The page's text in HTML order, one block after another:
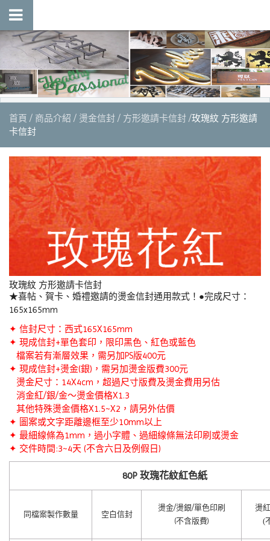
首頁 商品介紹 燙金信封 方形邀請卡信封 玫瑰紋 方形邀請
卡信封
玫瑰紋 方形邀請卡信封
★喜帖、賀卡、婚禮邀請的燙金信封通用款式！●完成尺寸：
165x165mm
✦ 信封尺寸：西式165X165mm
✦ 現成信封+單色套印，限印黑色、紅色或藍色
檔案若有漸層效果，需另加PS版400元
✦ 現成信封+燙金(銀)，需另加燙金版費300元
燙金尺寸：14X4cm，超過尺寸版費及燙金費用另估
消金紅/銀/金～燙金價格X1.3
其他特殊燙金價格X1.5~X2，請另外估價
✦ 圖案或文字距離邊框至少10mm以上
✦ 最細線條為1mm，過小字體、過細線條無法印刷或燙金
✦ 交件時間:3~4天 (不含六日及例假日)
80P 玫瑰花紋紅色紙
同檔案製作數量 空白信封
燙金/燙銀/單色印刷
(不含版費)
燙
(